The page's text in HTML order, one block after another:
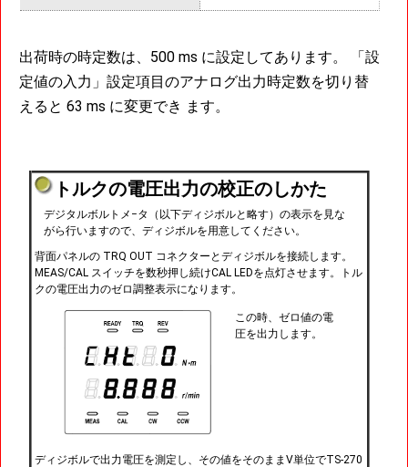
出荷時の時定数は、500 ms に設定してあります。 「設
定値の入力」設定項目のアナログ出力時定数を切り替
えると 63 ms に変更でき ます。
トルクの電圧出力の校正のしかた
デジタルボルトメ−タ（以下ディジボルと略す）の表示を見な
がら行いますので、ディジボルを用意してください。
背面パネルの TRQ OUT コネクターとディジボルを接続します。
MEAS/CAL スイッチを数秒押し続けCAL LEDを点灯させます。トル
クの電圧出力のゼロ調整表示になります。
この時、ゼロ値の電
圧を出力します。
ディジボルで出力電圧を測定し、その値をそのままV単位でTS-270